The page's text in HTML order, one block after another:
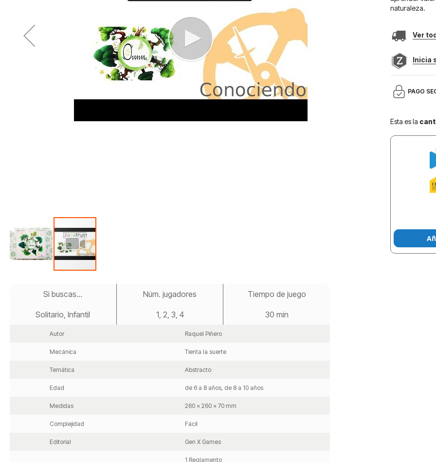
naturaleza.
Ver
Inicia
PAGO
Esta es la
Si buscas...
Solitario, Infantil
Núm. jugadores
1, 2, 3, 4
Tiempo de juego
30 min
Autor Raquel Piñero
Mecánica Tienta la suerte
Temática Abstracto
Edad de 6 a 8 años, de 8 a 10 años
Medidas 260 x 260 x 70 mm
Complejidad Fácil
Editorial Gen X Games
1 Reglamento